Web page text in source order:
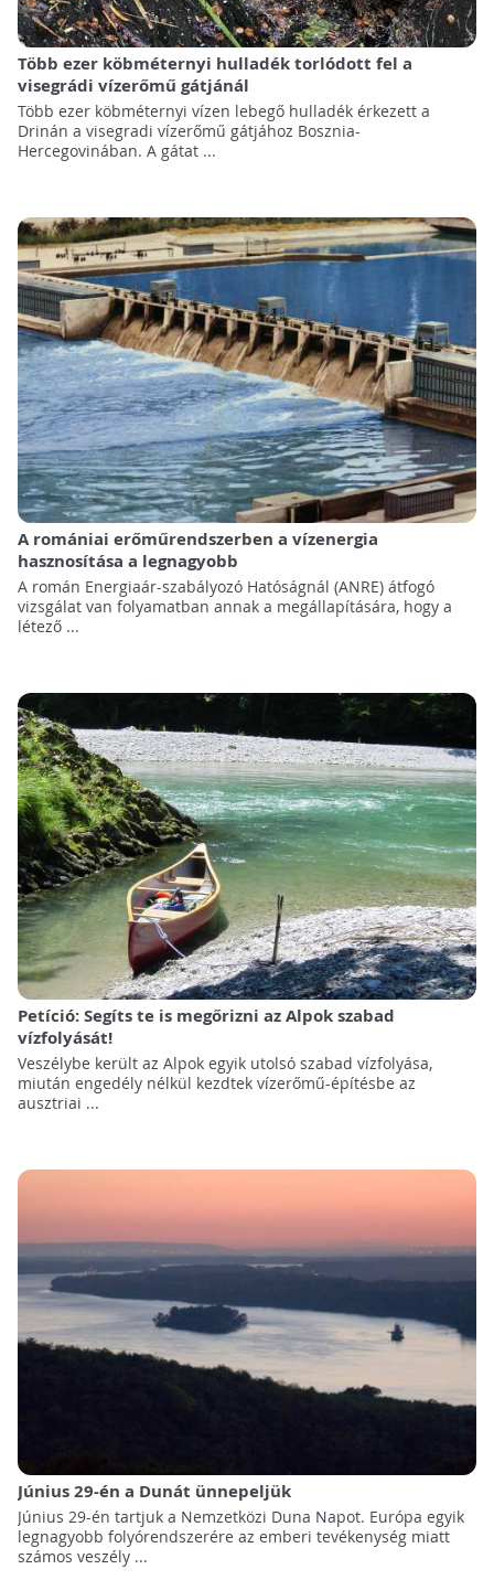
Több ezer köbméternyi hulladék torlódott fel a
visegrádi vízerőmű gátjánál
Több ezer köbméternyi vízen lebegő hulladék érkezett a
Drinán a visegradi vízerőmű gátjához Bosznia-
Hercegovinában. A gátat ...
A romániai erőműrendszerben a vízenergia
hasznosítása a legnagyobb
A román Energiaár-szabályozó Hatóságnál (ANRE) átfogó
vizsgálat van folyamatban annak a megállapítására, hogy a
létező ...
Petíció: Segíts te is megőrizni az Alpok szabad
vízfolyását!
Veszélybe került az Alpok egyik utolsó szabad vízfolyása,
miután engedély nélkül kezdtek vízerőmű-építésbe az
ausztriai ...
Június 29-én a Dunát ünnepeljük
Június 29-én tartjuk a Nemzetközi Duna Napot. Európa egyik
legnagyobb folyórendszerére az emberi tevékenység miatt
számos veszély ...